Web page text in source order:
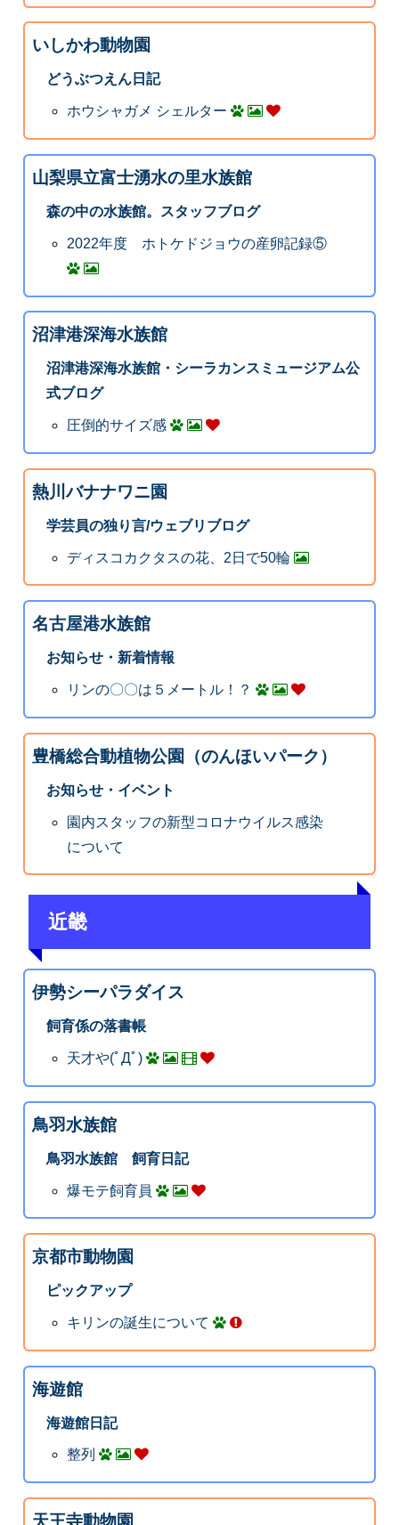
いしかわ動物園
どうぶつえん日記
ホウシャガメ シェルター
山梨県立富士湧水の里水族館
森の中の水族館。スタッフブログ
2022年度 ホトケドジョウの産卵記録⑤
沼津港深海水族館
沼津港深海水族館・シーラカンスミュージアム公
式ブログ
圧倒的サイズ感
熱川バナナワニ園
学芸員の独り言/ウェブリブログ
ディスコカクタスの花、2日で50輪
名古屋港水族館
お知らせ・新着情報
リンの〇〇は５メートル！？
豊橋総合動植物公園（のんほいパーク）
お知らせ・イベント
園内スタッフの新型コロナウイルス感染
について
近畿
伊勢シーパラダイス
飼育係の落書帳
天才や(ﾟДﾟ)
鳥羽水族館
鳥羽水族館 飼育日記
爆モテ飼育員
京都市動物園
ピックアップ
キリンの誕生について
海遊館
海遊館日記
整列
天王寺動物園